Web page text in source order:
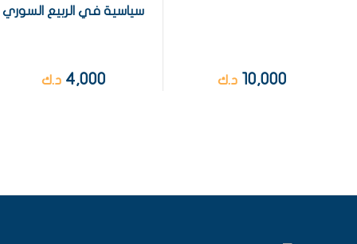
10,000 د.ك
سياسية في الربيع السوري
4,000 د.ك